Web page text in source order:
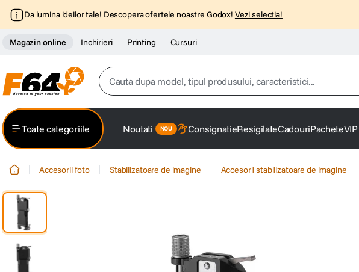
Da lumina ideilor tale! Descopera ofertele noastre Godox! Vezi selectia!
Magazin online Inchirieri Printing Cursuri
Cauta dupa model, tipul produsului, caracteristici...
2. trepied
peak design
canon sx740 hs
Toate categoriile Noutati ConsignatieResigilateCadouriPacheteVIP
Accesorii foto Stabilizatoare de imagine Accesorii stabilizatoare de imagine